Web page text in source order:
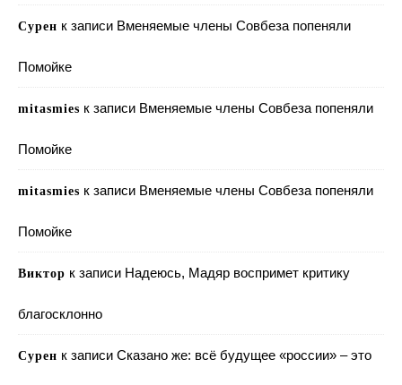
Сурен к записи Вменяемые члены Совбеза попеняли
Помойке
mitasmies к записи Вменяемые члены Совбеза попеняли
Помойке
mitasmies к записи Вменяемые члены Совбеза попеняли
Помойке
Виктор к записи Надеюсь, Мадяр воспримет критику
благосклонно
Сурен к записи Сказано же: всё будущее «россии» – это